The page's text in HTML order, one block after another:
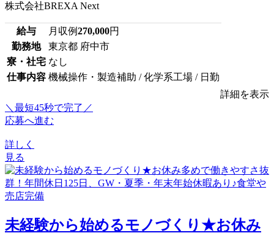
株式会社BREXA Next
給与 月収例270,000円
勤務地
東京都 府中市
寮・社宅 なし
仕事内容 機械操作・製造補助 / 化学系工場 / 日勤
詳細を表示
＼最短45秒で完了／
応募へ進む
詳しく
見る
未経験から始めるモノづくり★お休み